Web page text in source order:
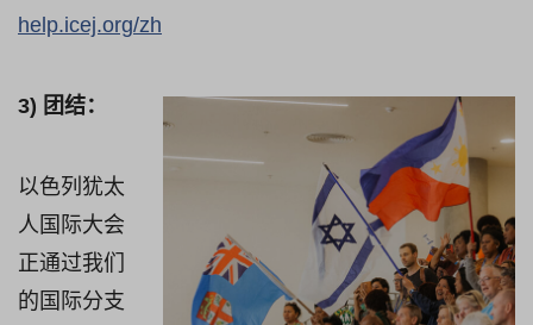
help.icej.org/zh
3) 团结：
以色列犹太
人国际大会
正通过我们
的国际分支